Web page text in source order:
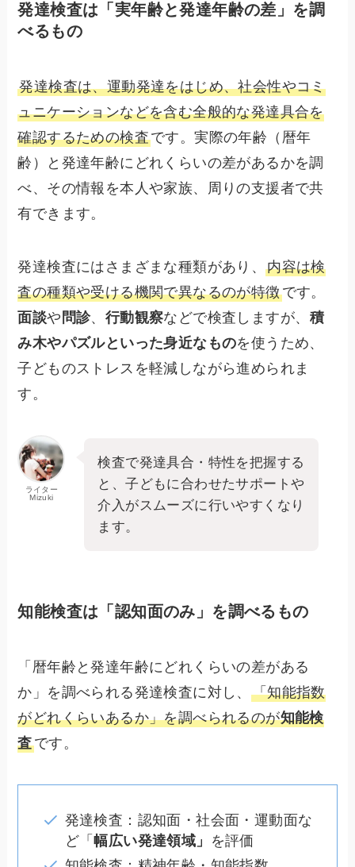
発達検査は「実年齢と発達年齢の差」を調
べるもの
発達検査は、運動発達をはじめ、社会性やコミ
ュニケーションなどを含む全般的な発達具合を
確認するための検査です。実際の年齢（暦年
齢）と発達年齢にどれくらいの差があるかを調
べ、その情報を本人や家族、周りの支援者で共
有できます。
発達検査にはさまざまな種類があり、内容は検
査の種類や受ける機関で異なるのが特徴です。
面談や 問診、 行動観察などで検査しますが、 積
み木やパズルといった身近なものを使うため、
子どものストレスを軽減しながら進められま
す。
ライター
Mizuki
検査で発達具合・特性を把握する
と、子どもに合わせたサポートや
介入がスムーズに行いやすくなり
ます。
知能検査は「認知面のみ」を調べるもの
「暦年齢と発達年齢にどれくらいの差がある
か」を調べられる発達検査に対し、 「知能指数
がどれくらいあるか」を調べられるのが知能検
査です。
発達検査：認知面・社会面・運動面な
ど「幅広い発達領域」
を評価